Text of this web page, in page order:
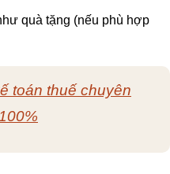
quà tặng (nếu phù hợp
toán thuế chuyên